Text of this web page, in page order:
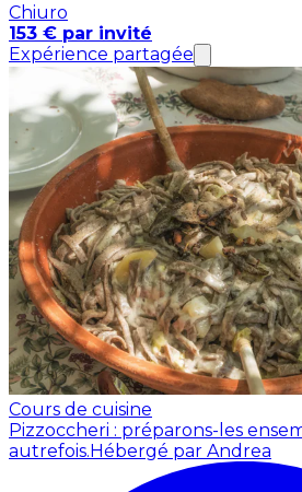
Chiuro
153 € par invité
Expérience partagée
Cours de cuisine
Pizzoccheri : préparons-les
autrefois. Hébergé par Andrea